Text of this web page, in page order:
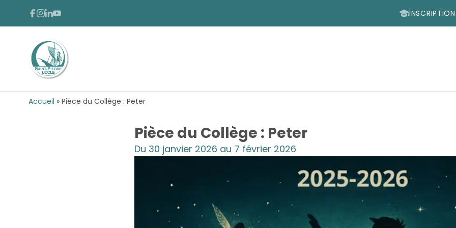
Passer au contenu
FACEBOOK
INSTAGRAM
LINKEDIN
YOUTUBE
Accueil » Pièce du Collège : Peter
Pièce du Collège : Peter
Du 30 janvier 2026 au 7 février 2026